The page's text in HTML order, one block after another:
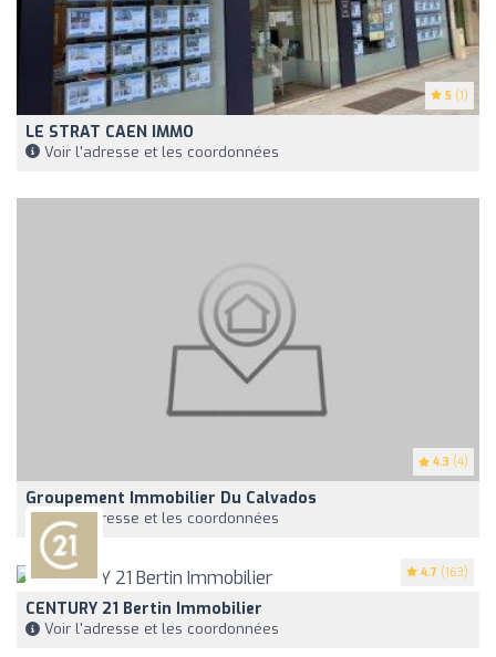
5 (1)
LE STRAT CAEN IMMO
Voir l'adresse et les coordonnées
4.3 (4)
Groupement Immobilier Du Calvados
Voir l'adresse et les coordonnées
4.7 (163)
CENTURY 21 Bertin Immobilier
Voir l'adresse et les coordonnées